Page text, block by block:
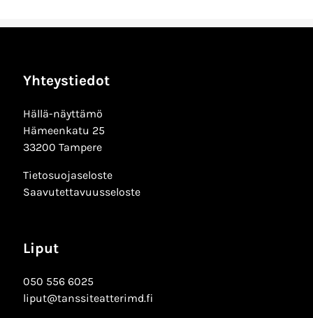
Yhteystiedot
Hällä-näyttämö
Hämeenkatu 25
33200 Tampere
Tietosuojaseloste
Saavutettavuusseloste
Liput
050 556 6025
liput@tanssiteatterimd.fi